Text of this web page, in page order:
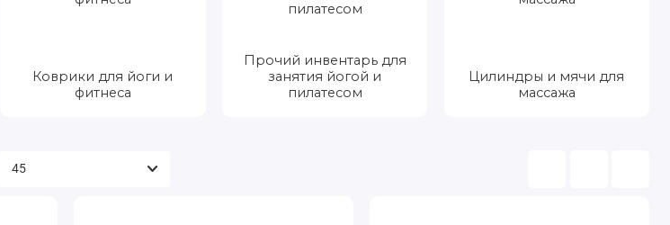
Коврики для йоги и
фитнеса
Прочий инвентарь для
занятия йогой и
пилатесом
Цилиндры и мячи для
массажа